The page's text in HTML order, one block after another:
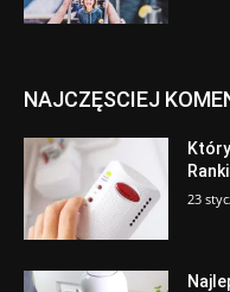
NAJCZĘSCIEJ
23